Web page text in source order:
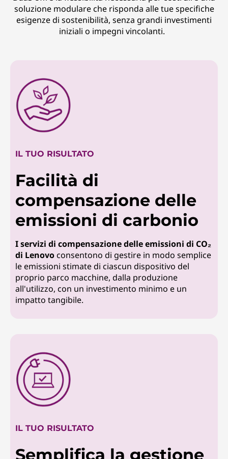
soluzione modulare che risponda alle tue specifiche
esigenze di sostenibilità, senza grandi investimenti
iniziali o impegni vincolanti.
IL TUO RISULTATO
Facilità di
compensazione delle
emissioni di carbonio
I servizi di compensazione delle emissioni di CO₂
di Lenovo consentono di gestire in modo semplice
le emissioni stimate di ciascun dispositivo del
proprio parco macchine, dalla produzione
all'utilizzo, con un investimento minimo e un
impatto tangibile.
IL TUO RISULTATO
Semplifica la gestione